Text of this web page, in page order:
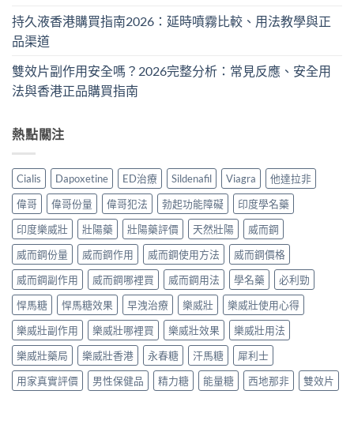
持久液香港購買指南2026：延時噴霧比較、用法教學與正
品渠道
雙效片副作用安全嗎？2026完整分析：常見反應、安全用
法與香港正品購買指南
熱點關注
Cialis Dapoxetine ED治療 Sildenafil Viagra
他達拉非
偉哥
偉哥份量 偉哥犯法 勃起功能障礙
印度學名藥
印度樂威壯
壯陽藥 壯陽藥評價 天然壯陽
威而鋼
威而鋼份量
威而鋼作用 威而鋼使用方法
威而鋼價格
威而鋼副作用
威而鋼哪裡買 威而鋼用法 學名藥
必利勁
悍馬糖
悍馬糖效果 早洩治療 樂威壯
樂威壯使用心得
樂威壯副作用
樂威壯哪裡買 樂威壯效果
樂威壯用法
樂威壯藥局
樂威壯香港 永春糖 汗馬糖
犀利士
用家真實評價
男性保健品 精力糖 能量糖 西地那非 雙效片